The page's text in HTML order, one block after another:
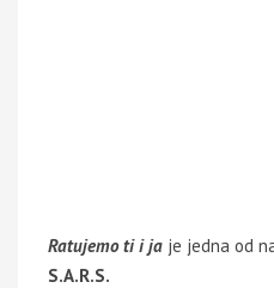
Ratujemo ti i ja je jedna od
S.A.R.S.